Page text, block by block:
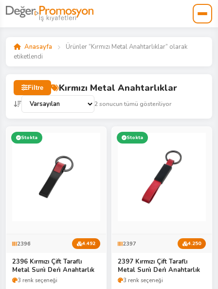
Anasayfa
Ürünler “Kırmızı Metal Anahtarlıklar” olarak
etiketlendi
Filtre Kırmızı Metal Anahtarlıklar
2 sonucun tümü gösteriliyor
Stokta
2396 4.492
2396 Kırmızı Çift Taraflı
Metal Suni̇ Deri̇ Anahtarlık
3 renk seçeneği
Stokta
2397 4.250
2397 Kırmızı Çift Taraflı
Metal Suni̇ Deri̇ Anahtarlık
3 renk seçeneği